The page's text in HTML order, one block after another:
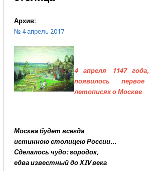
Архив:
№ 4 апрель 2017
4 апреля 1147
появилось
летописях о Москве
Москва будет всегда
истинною столицею России...
Сделалось чудо: городок,
едва известный до ХIV века